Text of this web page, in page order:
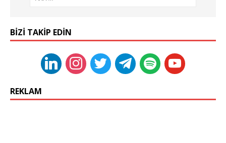
BIZI TAKIP EDIN
REKLAM